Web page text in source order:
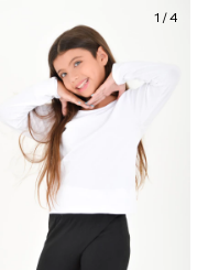
1 /4